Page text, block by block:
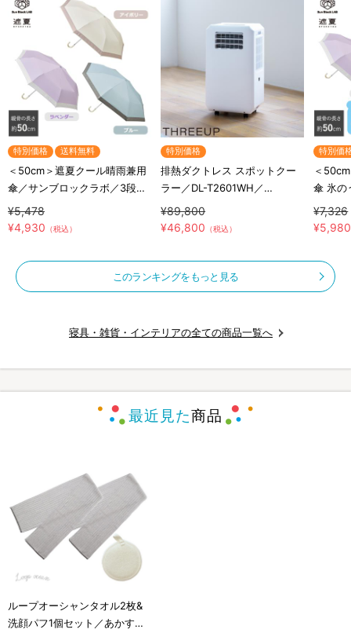
特別価格 送料無料
＜50cm＞遮夏クール晴雨兼用
傘／サンブロックラボ／3段コ
ンパクト
¥5,478
¥4,930 （税込）
特別価格
排熱ダクトレス スポットクー
ラー／DL-T2601WH／
THREEUP(スリーアップ)／取
付工事不要／除湿
¥89,800
¥46,800 （税込）
特別価
＜
傘 氷の
クラボ
¥7,326
¥5,980
このランキングをもっと見る
寝具・雑貨・インテリアの全ての商品一覧へ
最近見た商品
ループオーシャンタオル2枚&
洗顔パフ1個セット／あかすり